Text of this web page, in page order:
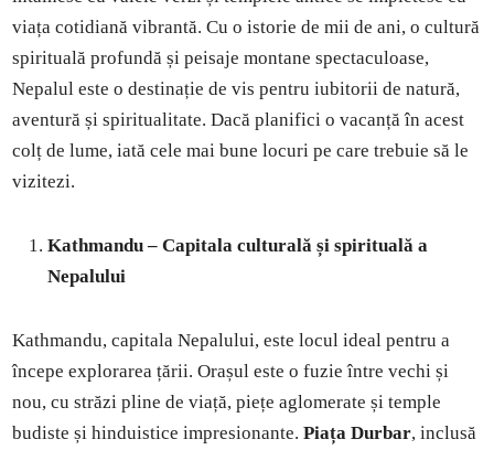
viața cotidiană vibrantă. Cu o istorie de mii de ani, o cultură
spirituală profundă și peisaje montane spectaculoase,
Nepalul este o destinație de vis pentru iubitorii de natură,
aventură și spiritualitate. Dacă planifici o vacanță în acest
colț de lume, iată cele mai bune locuri pe care trebuie să le
vizitezi.
Kathmandu – Capitala culturală și spirituală a
Nepalului
Kathmandu, capitala Nepalului, este locul ideal pentru a
începe explorarea țării. Orașul este o fuzie între vechi și
nou, cu străzi pline de viață, piețe aglomerate și temple
budiste și hinduistice impresionante.Piața Durbar, inclusă